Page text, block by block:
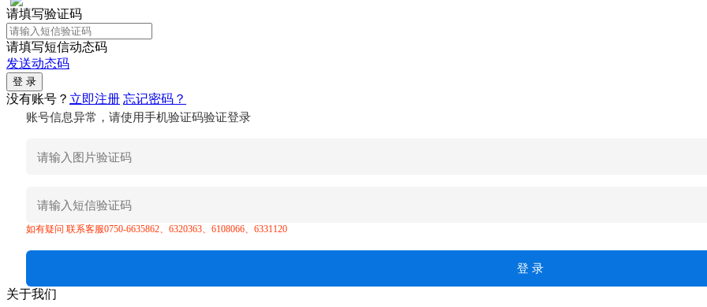
请填写验证码
请填写短信动态码
发送动态码
没有账号？ 立即注册 忘记密码？
账号信息异常，请使用手机验证码验证登录
如有疑问 联系客服0750-6635862、6320363、6108066、6331120
关于我们